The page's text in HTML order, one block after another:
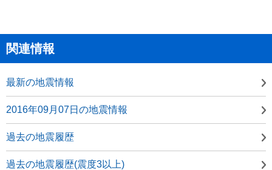
関連情報
最新の地震情報
2016年09月07日の地震情報
過去の地震履歴
過去の地震履歴(震度3以上)